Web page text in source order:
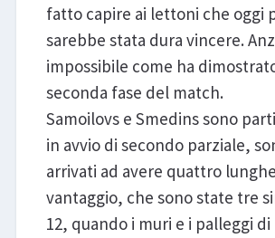
fatto capire ai lettoni che oggi
sarebbe stata dura vincere.
impossibile come ha
seconda fase del match.
Samoilovs e Smedins sono
in avvio di secondo parziale,
arrivati ad avere quattro
vantaggio, che sono state tre
12, quando i muri e i palleggi di